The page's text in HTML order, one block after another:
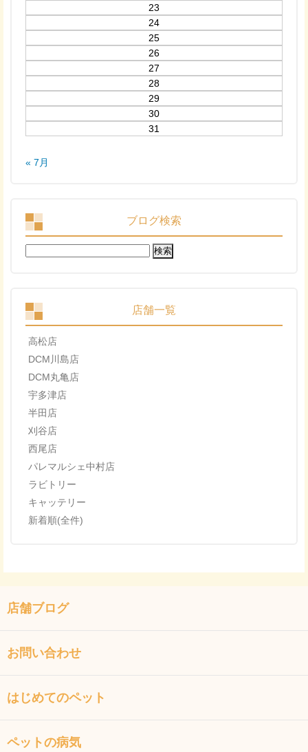
23
24
25
26
27
28
29
30
31
« 7月
ブログ検索
検
索:
店舗一覧
高松店
DCM川島店
DCM丸亀店
宇多津店
半田店
刈谷店
西尾店
パレマルシェ中村店
ラビトリー
キャッテリー
新着順(全件)
店舗ブログ
お問い合わせ
はじめてのペット
ペットの病気